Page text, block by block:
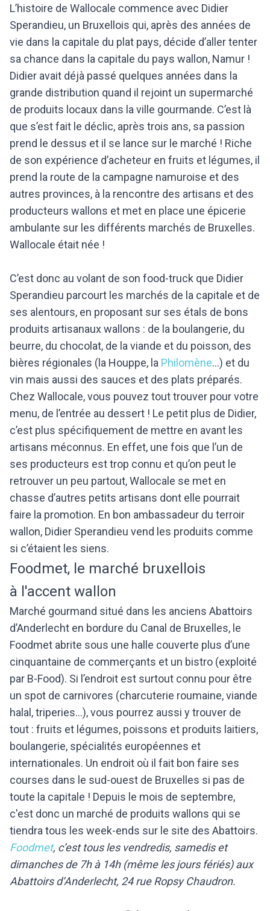
L’histoire de Wallocale commence avec Didier
Sperandieu, un Bruxellois qui, après des années de
vie dans la capitale du plat pays, décide d’aller tenter
sa chance dans la capitale du pays wallon, Namur !
Didier avait déjà passé quelques années dans la
grande distribution quand il rejoint un supermarché
de produits locaux dans la ville gourmande. C’est là
que s’est fait le déclic, après trois ans, sa passion
prend le dessus et il se lance sur le marché ! Riche
de son expérience d’acheteur en fruits et légumes, il
prend la route de la campagne namuroise et des
autres provinces, à la rencontre des artisans et des
producteurs wallons et met en place une épicerie
ambulante sur les différents marchés de Bruxelles.
Wallocale était née !
C’est donc au volant de son food-truck que Didier
Sperandieu parcourt les marchés de la capitale et de
ses alentours, en proposant sur ses étals de bons
produits artisanaux wallons : de la boulangerie, du
beurre, du chocolat, de la viande et du poisson, des
bières régionales (la Houppe, la Philomène…) et du
vin mais aussi des sauces et des plats préparés.
Chez Wallocale, vous pouvez tout trouver pour votre
menu, de l’entrée au dessert ! Le petit plus de Didier,
c’est plus spécifiquement de mettre en avant les
artisans méconnus. En effet, une fois que l’un de
ses producteurs est trop connu et qu’on peut le
retrouver un peu partout, Wallocale se met en
chasse d’autres petits artisans dont elle pourrait
faire la promotion. En bon ambassadeur du terroir
wallon, Didier Sperandieu vend les produits comme
si c’étaient les siens.
Foodmet, le marché bruxellois
à l'accent wallon
Marché gourmand situé dans les anciens Abattoirs
d’Anderlecht en bordure du Canal de Bruxelles, le
Foodmet abrite sous une halle couverte plus d’une
cinquantaine de commerçants et un bistro (exploité
par B-Food). Si l’endroit est surtout connu pour être
un spot de carnivores (charcuterie roumaine, viande
halal, triperies…), vous pourrez aussi y trouver de
tout : fruits et légumes, poissons et produits laitiers,
boulangerie, spécialités européennes et
internationales. Un endroit où il fait bon faire ses
courses dans le sud-ouest de Bruxelles si pas de
toute la capitale ! Depuis le mois de septembre,
c'est donc un marché de produits wallons qui se
tiendra tous les week-ends sur le site des Abattoirs.
Foodmet, c’est tous les vendredis, samedis et
dimanches de 7h à 14h (même les jours fériés) aux
Abattoirs d’Anderlecht, 24 rue Ropsy Chaudron.